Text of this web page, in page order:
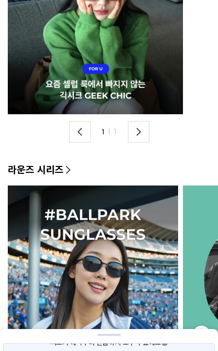
1 1
라운즈 시리즈